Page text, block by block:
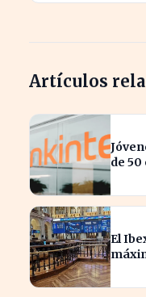
Artículos
de
El